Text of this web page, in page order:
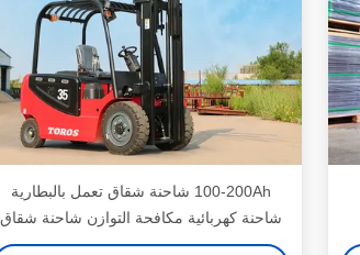
100-200Ah شاحنة شقاق تعمل بالبطارية
شاحنة كهربائية مكافحة التوازن شاحنة شقاق